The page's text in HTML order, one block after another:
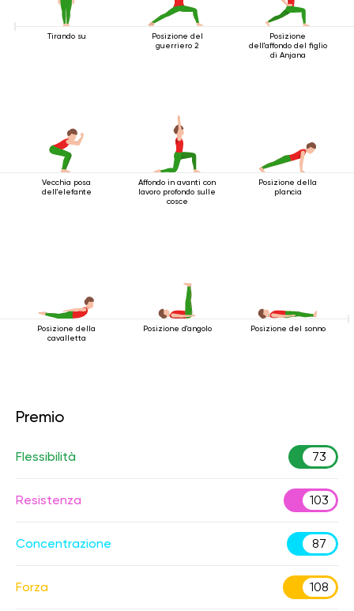
Tirando su
Posizione del
guerriero 2
Posizione
dell'affondo del figlio
di Anjana
Vecchia posa
dell'elefante
Affondo in avanti con
lavoro profondo sulle
cosce
Posizione della
plancia
Posizione della
cavalletta
Posizione d'angolo Posizione del sonno
Premio
Flessibilità 73
Resistenza 103
Concentrazione 87
Forza 108